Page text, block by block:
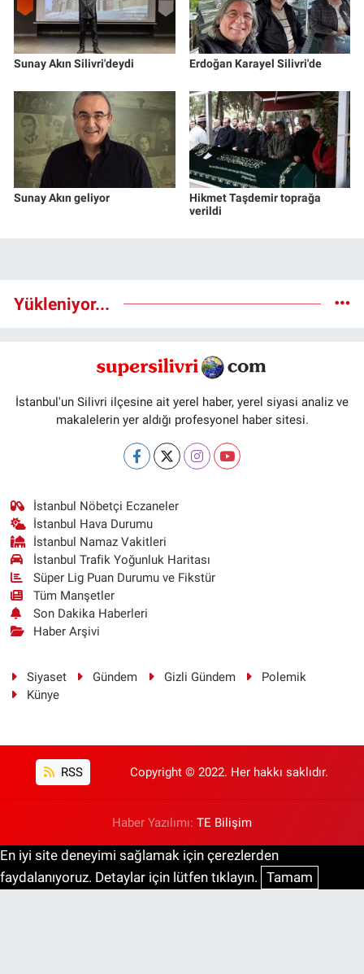
Sunay Akın Silivri'deydi Erdoğan Karayel Silivri'de
Sunay Akın geliyor
Hikmet Taşdemir toprağa
verildi
Yükleniyor...
İstanbul'un Silivri ilçesine ait yerel haber, yerel siyasi analiz ve
makalelerin yer aldığı profesyonel haber sitesi.
İstanbul Nöbetçi Eczaneler
İstanbul Hava Durumu
İstanbul Namaz Vakitleri
İstanbul Trafik Yoğunluk Haritası
Süper Lig Puan Durumu ve Fikstür
Tüm Manşetler
Son Dakika Haberleri
Haber Arşivi
Siyaset Gündem Gizli Gündem
Polemik
Künye
RSS Copyright © 2022. Her hakkı saklıdır.
Haber Yazılımı: TE Bilişim
En iyi site deneyimi sağlamak için çerezlerden
faydalanıyoruz. Detaylar için lütfen tıklayın. Tamam